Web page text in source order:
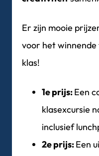
Er zijn mooie
voor het
klas!
1e prijs:Een
klasexcursie
inclusief
2e prijs:Een